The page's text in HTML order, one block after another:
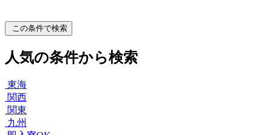
この条件で検索
人気の条件から検索
東海
関西
関東
九州